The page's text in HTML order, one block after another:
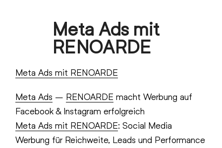
Meta Ads mit
RENOARDE
Meta Ads mit RENOARDE
Meta Ads – RENOARDE macht Werbung auf
Facebook & Instagram erfolgreich
Meta Ads mit RENOARDE: Social Media
Werbung für Reichweite, Leads und Performance